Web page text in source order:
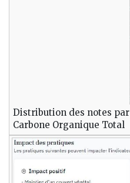
Distribution des notes
Carbone Organique Total